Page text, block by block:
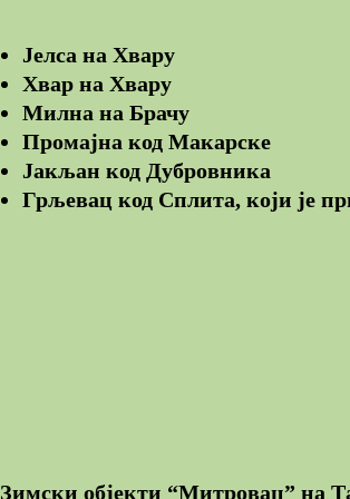
Јелса на Хвару
Хвар на Хвару
Милна на Брачу
Промајна код Макарске
Јакљан код Дубровника
Грљевац код Сплита, који је
Зимски објекти “Митровац” на